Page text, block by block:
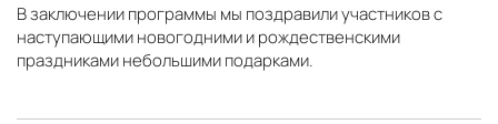
В заключении программы мы поздравили участников с
наступающими новогодними и рождественскими
праздниками небольшими подарками.